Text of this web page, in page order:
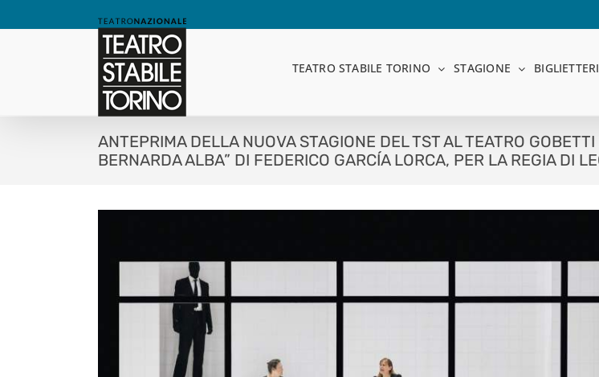
TEATRO STABILE TORINO STAGIONE
ANTEPRIMA DELLA NUOVA STAGIONE DEL TST AL TEATRO
BERNARDA ALBA” DI FEDERICO GARCÍA LORCA, PER LA REGIA DI